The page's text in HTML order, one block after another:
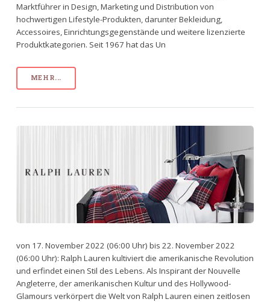
Marktführer in Design, Marketing und Distribution von
hochwertigen Lifestyle-Produkten, darunter Bekleidung,
Accessoires, Einrichtungsgegenstände und weitere lizenzierte
Produktkategorien. Seit 1967 hat das Un
MEHR...
von 17. November 2022 (06:00 Uhr) bis 22. November 2022
(06:00 Uhr): Ralph Lauren kultiviert die amerikanische Revolution
und erfindet einen Stil des Lebens. Als Inspirant der Nouvelle
Angleterre, der amerikanischen Kultur und des Hollywood-
Glamours verkörpert die Welt von Ralph Lauren einen zeitlosen